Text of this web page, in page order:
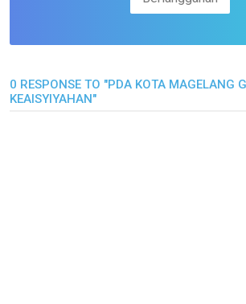
0 RESPONSE TO "PDA KOTA MAGELANG
KEAISYIYAHAN"